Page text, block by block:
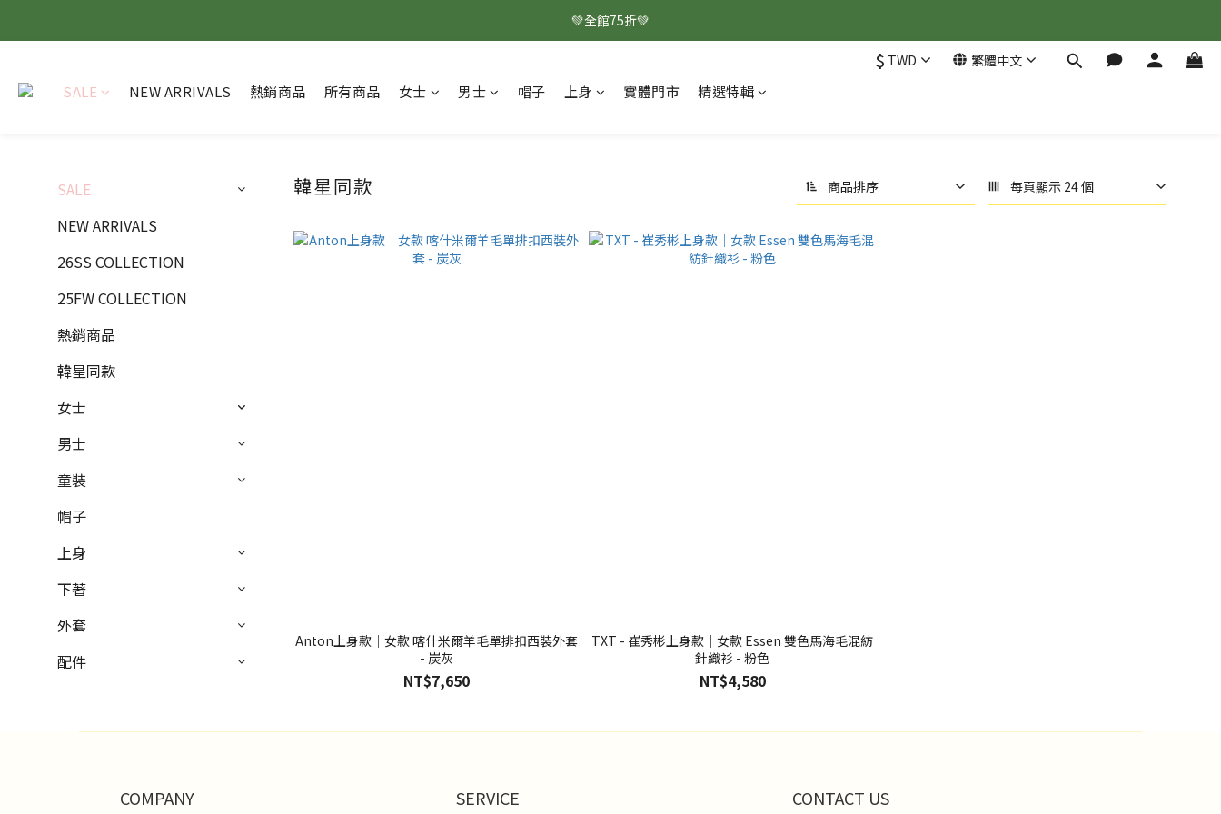
💚全館75折💚
$ TWD 繁體中文
SALE NEW ARRIVALS 熱銷商品 所有商品 女士 男士 帽子 上身 實體門市 精選特輯
SALE
NEW ARRIVALS
26SS COLLECTION
25FW COLLECTION
熱銷商品
韓星同款
女士
男士
童裝
帽子
上身
下著
外套
配件
韓星同款 商品排序 每頁顯示 24 個
Anton上身款｜女款 喀什米爾羊毛單排扣西裝外套
- 炭灰
NT$7,650
TXT - 崔秀彬上身款｜女款 Essen 雙色馬海毛混紡
針織衫 - 粉色
NT$4,580
COMPANY SERVICE CONTACT US